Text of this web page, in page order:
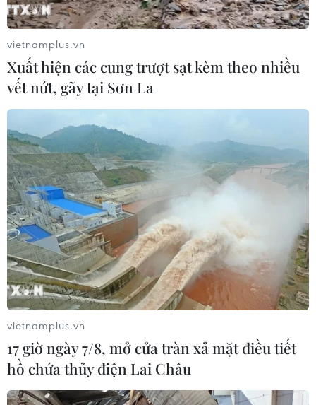
TIN CÙNG CHUYÊN MỤC
Hạ tầng AI - động lực tăng trưởng
vietnamplus.vn
Xuất hiện các cung trượt sạt kèm theo nhiều
vết nứt, gãy tại Sơn La
vietnamplus.vn
17 giờ ngày 7/8, mở cửa tràn xả mặt điều tiết
hồ chứa thủy điện Lai Châu